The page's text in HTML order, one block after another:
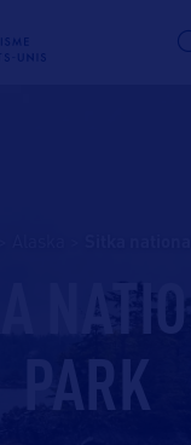
PARK